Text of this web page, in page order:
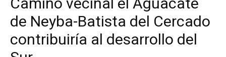
de Neyba-Batista del Cercado
contribuiría al desarrollo del